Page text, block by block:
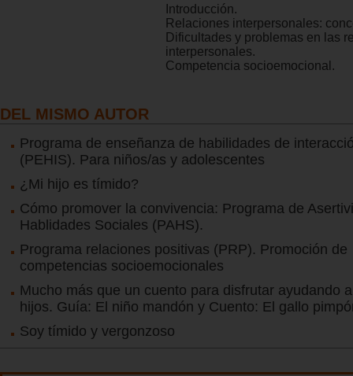
Introducción.
Relaciones interpersonales:
Dificultades y problemas en las
interpersonales.
Competencia socioemocional.
DEL MISMO AUTOR
Programa de enseñanza de habilidades de
(PEHIS). Para niños/as y adolescentes
¿Mi hijo es tímido?
Cómo promover la convivencia: Programa de
Hablidades Sociales (PAHS).
Programa relaciones positivas (PRP). Promoción de
competencias socioemocionales
Mucho más que un cuento para disfrutar ayudando
hijos. Guía: El niño mandón y Cuento: El gallo
Soy tímido y vergonzoso